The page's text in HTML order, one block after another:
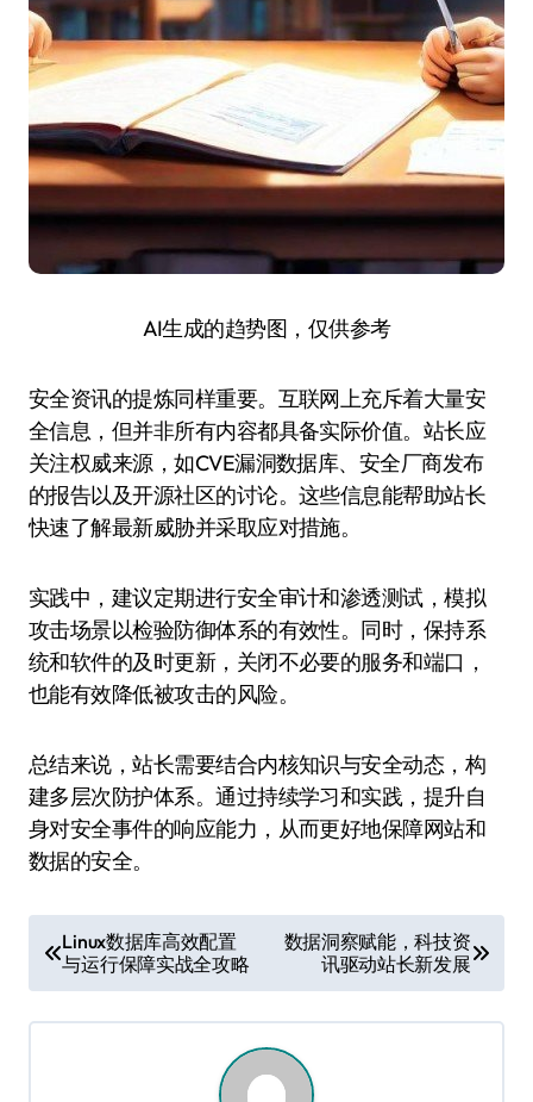
AI生成的趋势图，仅供参考
安全资讯的提炼同样重要。互联网上充斥着大量安
全信息，但并非所有内容都具备实际价值。站长应
关注权威来源，如CVE漏洞数据库、安全厂商发布
的报告以及开源社区的讨论。这些信息能帮助站长
快速了解最新威胁并采取应对措施。
实践中，建议定期进行安全审计和渗透测试，模拟
攻击场景以检验防御体系的有效性。同时，保持系
统和软件的及时更新，关闭不必要的服务和端口，
也能有效降低被攻击的风险。
总结来说，站长需要结合内核知识与安全动态，构
建多层次防护体系。通过持续学习和实践，提升自
身对安全事件的响应能力，从而更好地保障网站和
数据的安全。
章
导
Linux数据库高效配置
与运行保障实战全攻略
数据洞察赋能，科技资
讯驱动站长新发展